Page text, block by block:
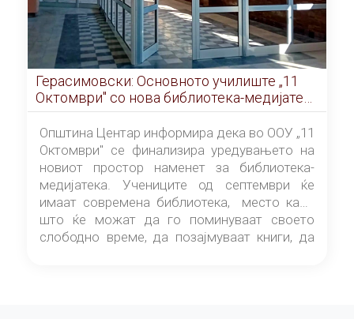
Герасимовски: Основното училиште „11
Октомври" со нова библиотека-медијатека
од септември
Општина Центар информира дека во ООУ „11
Октомври" се финализира уредувањето на
новиот простор наменет за библиотека-
медијатека. Учениците од септември ќе
имаат современа библиотека, место каде
што ќе можат да го поминуваат своето
слободно време, да позајмуваат книги, да